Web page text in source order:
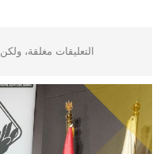
التعليقات مغلقة، ولكن